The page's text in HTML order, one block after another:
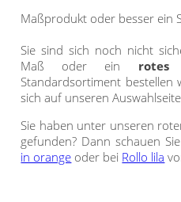
Maßprodukt oder besser ein
Sie sind sich noch nicht
Maß oder ein rotes
Standardsortiment bestellen
sich auf unseren
Sie haben unter unseren
gefunden? Dann schauen
in orange oder bei Rollo lila